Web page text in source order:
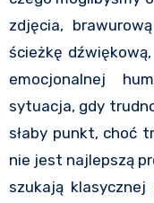
zdjęcia,
ścieżkę
emocjonalnej
sytuacja, gdy
słaby punkt, choć
nie jest najlepszą
szukają